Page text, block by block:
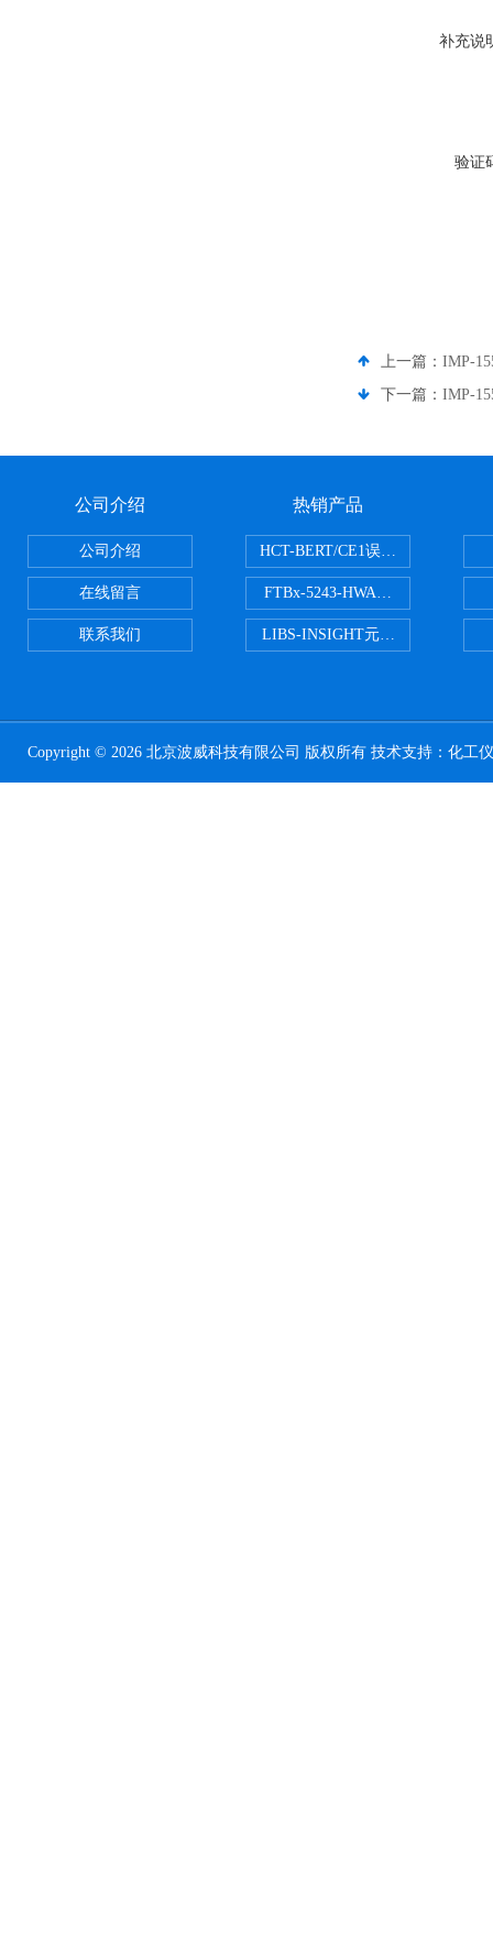
补充说
验证
上一篇： IMP-
下一篇： IMP-
公司介绍
公司介绍
在线留言
联系我们
热销产品
HCT-BERT/CE1误码测试仪
FTBx-5243-HWA光谱分析仪
LIBS-INSIGHT元素光谱分析仪
Copyright © 2026 北京波威科技有限公司 版权所有 技术支持： 化工